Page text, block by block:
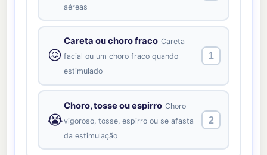
aéreas
😖
Careta ou choro fraco Careta
facial ou um choro fraco quando
estimulado
1
😭
Choro, tosse ou espirro Choro
vigoroso, tosse, espirro ou se afasta
da estimulação
2